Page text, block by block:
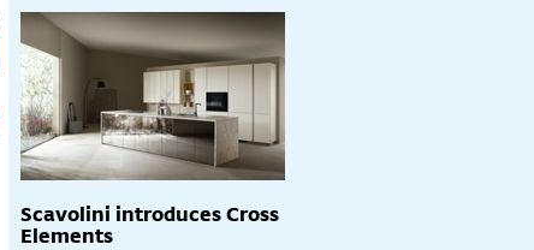
Scavolini introduces Cross
Elements